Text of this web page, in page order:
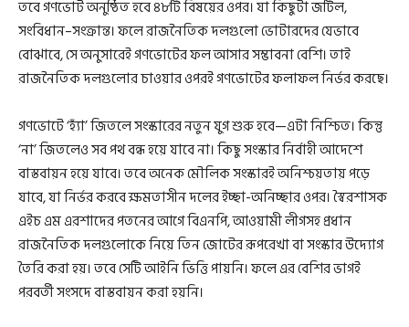
তবে গণভোট অনুষ্ঠিত হবে ৪৮টি বিষয়ের ওপর। যা কিছুটা জটিল,
সংবিধান–সংক্রান্ত। ফলে রাজনৈতিক দলগুলো ভোটারদের যেভাবে
বোঝাবে, সে অনুসারেই গণভোটের ফল আসার সম্ভাবনা বেশি। তাই
রাজনৈতিক দলগুলোর চাওয়ার ওপরই গণভোটের ফলাফল নির্ভর করছে।
গণভোটে ‘হ্যাঁ’ জিতলে সংস্কারের নতুন যুগ শুরু হবে—এটা নিশ্চিত। কিন্তু
‘না’ জিতলেও সব পথ বন্ধ হয়ে যাবে না। কিছু সংস্কার নির্বাহী আদেশে
বাস্তবায়ন হয়ে যাবে। তবে অনেক মৌলিক সংস্কারই অনিশ্চয়তায় পড়ে
যাবে, যা নির্ভর করবে ক্ষমতাসীন দলের ইচ্ছা-অনিচ্ছার ওপর। স্বৈরশাসক
এইচ এম এরশাদের পতনের আগে বিএনপি, আওয়ামী লীগসহ প্রধান
রাজনৈতিক দলগুলোকে নিয়ে তিন জোটের রূপরেখা বা সংস্কার উদ্যোগ
তৈরি করা হয়। তবে সেটি আইনি ভিত্তি পায়নি। ফলে এর বেশির ভাগই
পরবর্তী সংসদে বাস্তবায়ন করা হয়নি।